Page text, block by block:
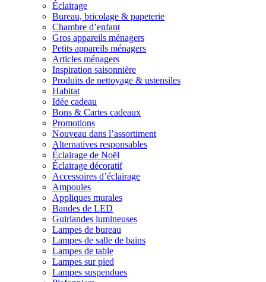
Éclairage
Bureau, bricolage & papeterie
Chambre d’enfant
Gros appareils ménagers
Petits appareils ménagers
Articles ménagers
Inspiration saisonnière
Produits de nettoyage & ustensiles
Habitat
Idée cadeau
Bons & Cartes cadeaux
Promotions
Nouveau dans l’assortiment
Alternatives responsables
Éclairage de Noël
Éclairage décoratif
Accessoires d’éclairage
Ampoules
Appliques murales
Bandes de LED
Guirlandes lumineuses
Lampes de bureau
Lampes de salle de bains
Lampes de table
Lampes sur pied
Lampes suspendues